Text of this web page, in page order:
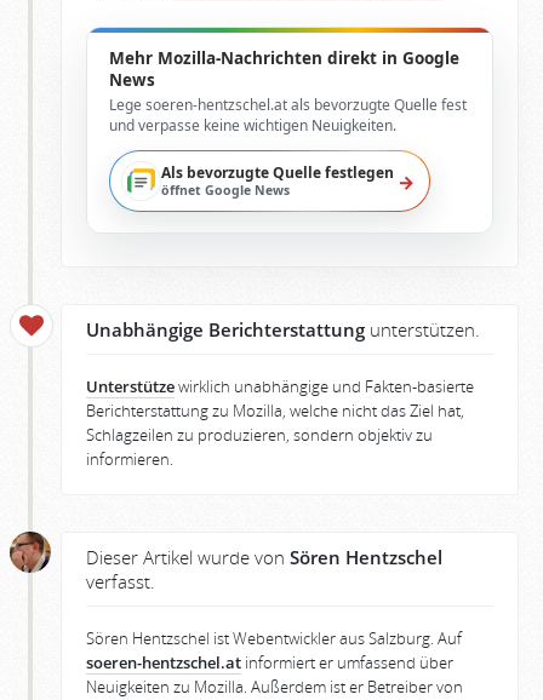
Mehr Mozilla-Nachrichten direkt in Google
News
Lege soeren-hentzschel.at als bevorzugte Quelle fest
und verpasse keine wichtigen Neuigkeiten.
Als bevorzugte Quelle festlegen
öffnet Google News →
Unabhängige Berichterstattung unterstützen.
Unterstützewirklich unabhängige und Fakten-basierte
Berichterstattung zu Mozilla, welche nicht das Ziel hat,
Schlagzeilen zu produzieren, sondern objektiv zu
informieren.
Dieser Artikel wurde von Sören Hentzschel
verfasst.
Sören Hentzschel ist Webentwickler aus Salzburg. Auf
soeren-hentzschel.at informiert er umfassend über
Neuigkeiten zu Mozilla. Außerdem ist er Betreiber von